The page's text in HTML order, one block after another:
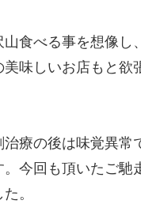
食べる事を想像し
味しいお店もと
治療の後は味覚異
。今回も頂いたご
。